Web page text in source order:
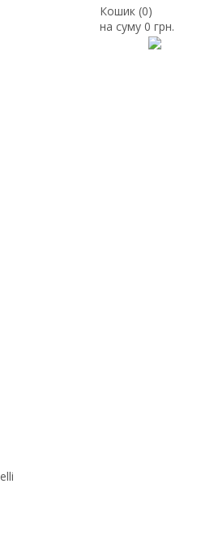
Кошик (0)
на суму0 грн.